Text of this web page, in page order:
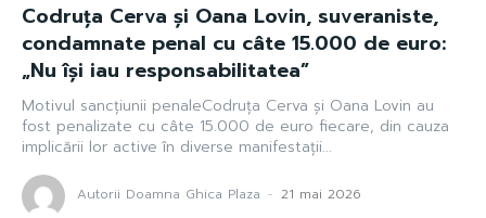
Codruța Cerva și Oana Lovin, suveraniste,
condamnate penal cu câte 15.000 de euro:
„Nu își iau responsabilitatea”
Motivul sancțiunii penaleCodruța Cerva și Oana Lovin au
fost penalizate cu câte 15.000 de euro fiecare, din cauza
implicării lor active în diverse manifestații...
Autorii Doamna Ghica Plaza - 21 mai 2026